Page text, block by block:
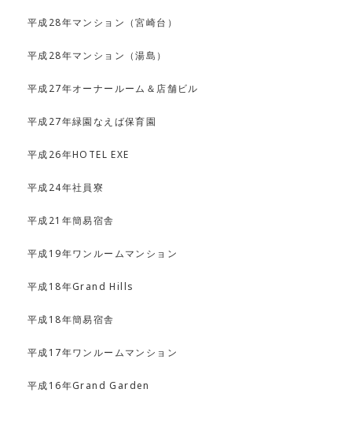
平成28年マンション（宮崎台）
平成28年マンション（湯島）
平成27年オーナールーム＆店舗ビル
平成27年緑園なえば保育園
平成26年HOTEL EXE
平成24年社員寮
平成21年簡易宿舎
平成19年ワンルームマンション
平成18年Grand Hills
平成18年簡易宿舎
平成17年ワンルームマンション
平成16年Grand Garden